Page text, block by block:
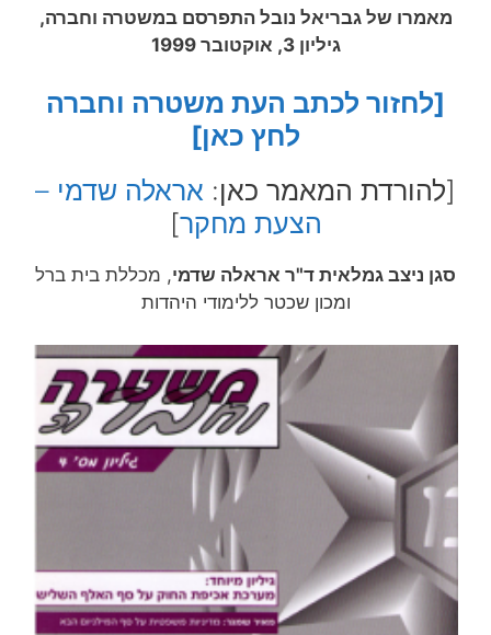
מאמרו של גבריאל נובל התפרסם במשטרה וחברה,
גיליון 3, אוקטובר 1999
[לחזור לכתב העת משטרה וחברה
לחץ כאן]
[להורדת המאמר כאן: אראלה שדמי –
הצעת מחקר]
סגן ניצב גמלאית ד"ר אראלה שדמי, מכללת בית ברל
ומכון שכטר ללימודי היהדות